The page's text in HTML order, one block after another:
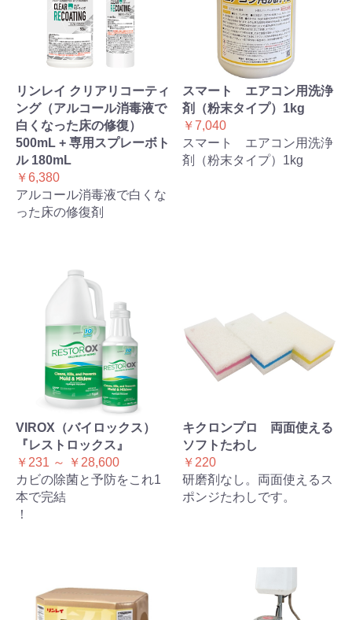
リンレイ クリアリコーティ
ング（アルコール消毒液で
白くなった床の修復）
500mL + 専用スプレーボト
ル 180mL
￥6,380
アルコール消毒液で白くな
った床の修復剤
スマート エアコン用洗浄
剤（粉末タイプ）1kg
￥7,040
スマート エアコン用洗浄
剤（粉末タイプ）1kg
VIROX（バイロックス）
『レストロックス』
￥231 ～ ￥28,600
カビの除菌と予防をこれ1
本で完結
！
キクロンプロ 両面使える
ソフトたわし
￥220
研磨剤なし。両面使えるス
ポンジたわしです。